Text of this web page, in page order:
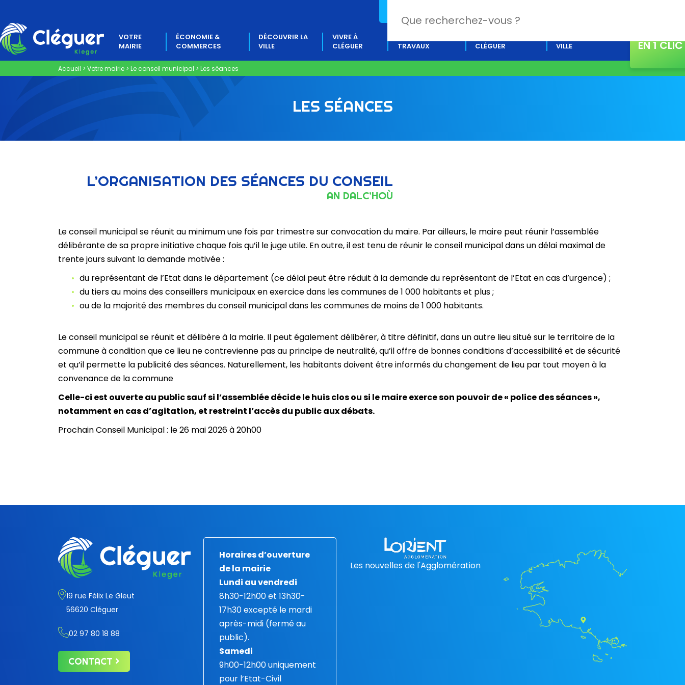
VOTRE
MAIRIE
ÉCONOMIE &
COMMERCES
DÉCOUVRIR LA
VILLE
VIVRE À
CLÉGUER
TRAVAUX
CLÉGUER
VILLE
EN 1 CLIC
Accueil > Votre mairie > Le conseil municipal > Les séances
LES SÉANCES
L’ORGANISATION DES SÉANCES DU CONSEIL
AN DALC’HOÙ
Le conseil municipal se réunit au minimum une fois par trimestre sur convocation du maire. Par ailleurs, le maire peut réunir l’assemblée
délibérante de sa propre initiative chaque fois qu’il le juge utile. En outre, il est tenu de réunir le conseil municipal dans un délai maximal de
trente jours suivant la demande motivée :
du représentant de l’Etat dans le département (ce délai peut être réduit à la demande du représentant de l’Etat en cas d’urgence) ;
du tiers au moins des conseillers municipaux en exercice dans les communes de 1 000 habitants et plus ;
ou de la majorité des membres du conseil municipal dans les communes de moins de 1 000 habitants.
Le conseil municipal se réunit et délibère à la mairie. Il peut également délibérer, à titre définitif, dans un autre lieu situé sur le territoire de la
commune à condition que ce lieu ne contrevienne pas au principe de neutralité, qu’il offre de bonnes conditions d’accessibilité et de sécurité
et qu’il permette la publicité des séances. Naturellement, les habitants doivent être informés du changement de lieu par tout moyen à la
convenance de la commune
Celle-ci est ouverte au public sauf si l’assemblée décide le huis clos ou si le maire exerce son pouvoir de « police des séances »,
notamment en cas d’agitation, et restreint l’accès du public aux débats.
Prochain Conseil Municipal : le 26 mai 2026 à 20h00
19 rue Félix Le Gleut
56620 Cléguer
02 97 80 18 88
CONTACT
Horaires d’ouverture
de la mairie
Lundi au vendredi
8h30-12h00 et 13h30-
17h30 excepté le mardi
après-midi (fermé au
public).
Samedi
9h00-12h00 uniquement
pour l’Etat-Civil
Les nouvelles de l'Agglomération